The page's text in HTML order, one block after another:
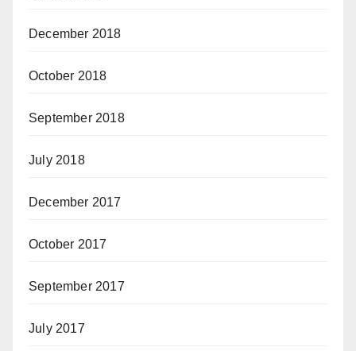
December 2018
October 2018
September 2018
July 2018
December 2017
October 2017
September 2017
July 2017